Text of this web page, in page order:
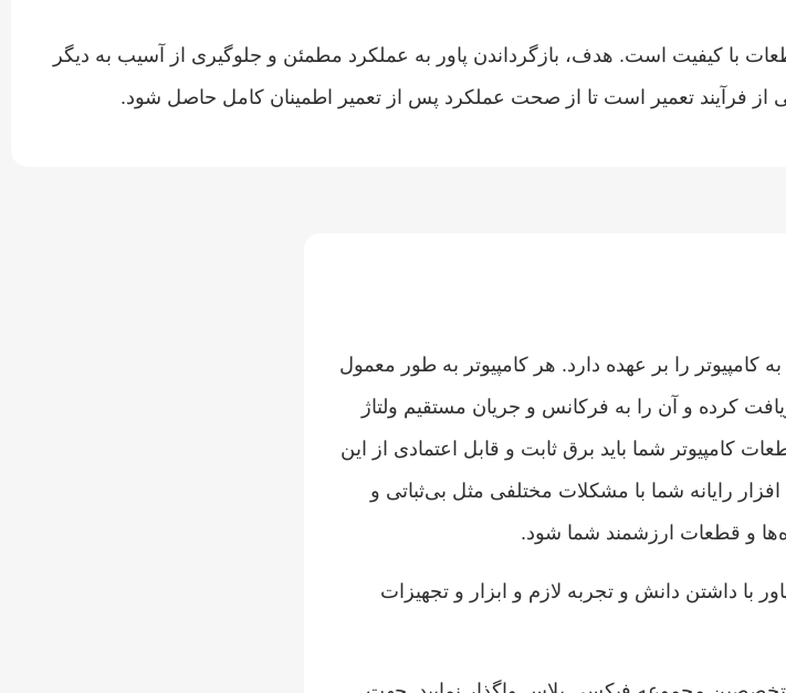
با کیفیت است. هدف، بازگرداندن پاور به عملکرد مطمئن و جلوگیری از آسیب به دیگر
فرآیند تعمیر است تا از صحت عملکرد پس از تعمیر اطمینان کامل حاصل شود.
را بر عهده دارد. هر کامپیوتر به طور معمول
کرده و آن را به فرکانس و جریان مستقیم ولتاژ
کامپیوتر شما باید برق ثابت و قابل اعتمادی از این
رایانه شما با مشکلات مختلفی مثل بی‌ثباتی و
و قطعات ارزشمند شما شود.
با داشتن دانش و تجربه لازم و ابزار و تجهیزات